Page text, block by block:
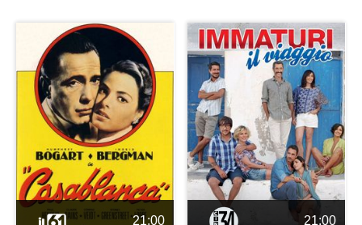
21:00 21:00